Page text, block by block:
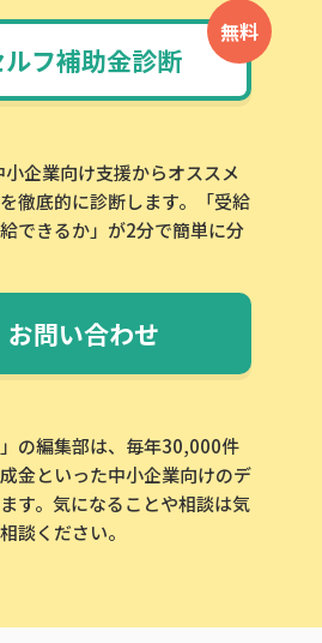
無料
ルフ補助金診断
企業向け支援からオススメ
徹底的に診断します。「受給
できるか」が2分で簡単に分
お問い合わせ
」の編集部は、毎年30,000件
金といった中小企業向けのデ
す。気になることや相談は気
談ください。